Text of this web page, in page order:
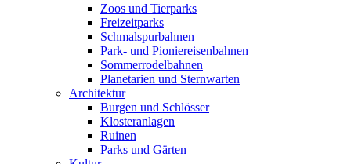
Zoos und Tierparks
Freizeitparks
Schmalspurbahnen
Park- und Pioniereisenbahnen
Sommerrodelbahnen
Planetarien und Sternwarten
Architektur
Burgen und Schlösser
Klosteranlagen
Ruinen
Parks und Gärten